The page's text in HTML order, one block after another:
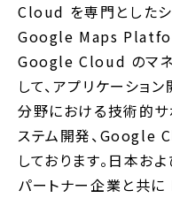
Cloud を専門としたシ
Google Maps
Google Cloud のマネ
して、アプリケーショ
分野における技術的サ
ステム開発、Google
しております。日本お
パートナー企業と共